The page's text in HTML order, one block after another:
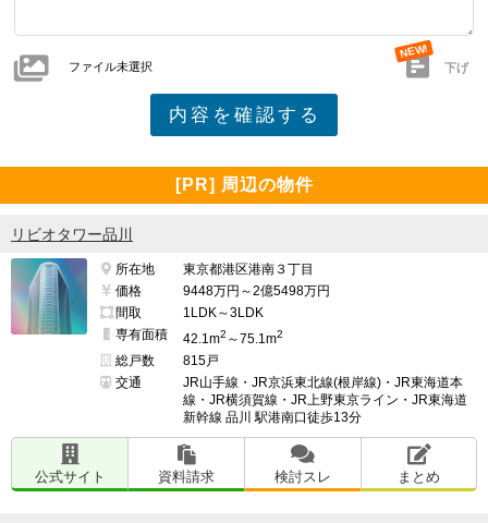
ファイル未選択 下げ
[PR] 周辺の物件
リビオタワー品川
所在地
東京都港区港南３丁目
価格
9448万円～2億5498万円
間取
1LDK～3LDK
専有面積
42.1m2 ～75.1m2
総戸数
815戸
交通
JR山手線・JR京浜東北線(根岸線)・JR東海道本
線・JR横須賀線・JR上野東京ライン・JR東海道
新幹線 品川 駅港南口徒歩13分
公式サイト 資料請求 検討スレ まとめ